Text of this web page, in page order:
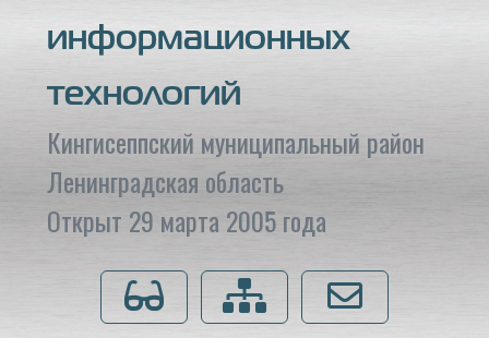
информационных
технологий
Кингисеппский муниципальный район
Ленинградская область
Открыт 29 марта 2005 года
Для слабовидящихКарта сайта Напишите нам